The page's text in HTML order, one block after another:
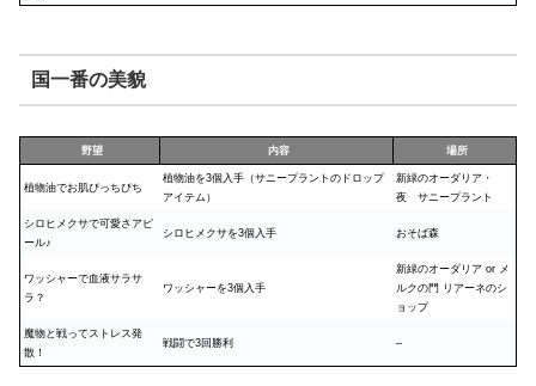
国一番の美貌
野望 内容 場所
植物油でお肌ぴっちぴち
植物油を3個入手（サニープラントのドロップ
アイテム）
新緑のオーダリア・
夜 サニープラント
シロヒメクサで可愛さアピ
ール♪
シロヒメクサを3個入手 おそば森
ワッシャーで血液サラサ
ラ？
ワッシャーを3個入手
新緑のオーダリア or メ
ルクの門 リアーネのシ
ョップ
魔物と戦ってストレス発
散！
戦闘で3回勝利 –